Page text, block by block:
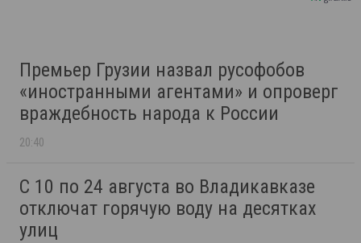
Премьер Грузии назвал русофобов
«иностранными агентами» и опроверг
враждебность народа к России
20:40
С 10 по 24 августа во Владикавказе
отключат горячую воду на десятках
улиц